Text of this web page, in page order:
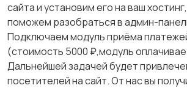
сайта и установим его на ваш
поможем разобраться в админ-
Подключаем модуль приёма
(стоимость 5000 ₽,модуль
Дальнейшей задачей будет
посетителей на сайт. От нас вы